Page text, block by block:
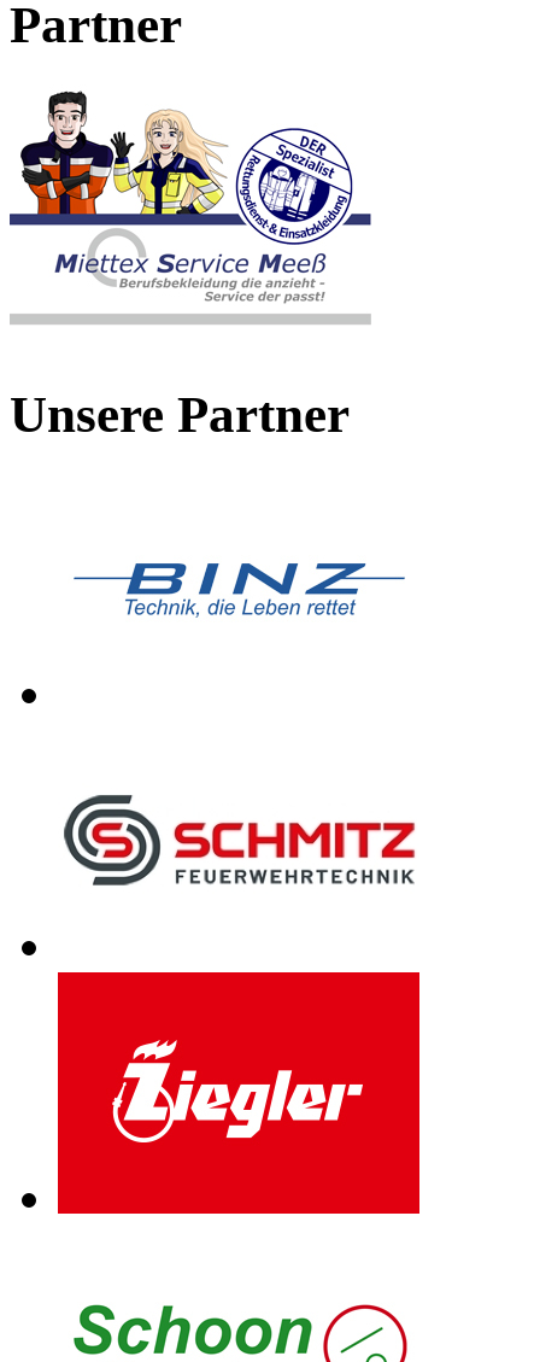
Partner
Unsere Partner